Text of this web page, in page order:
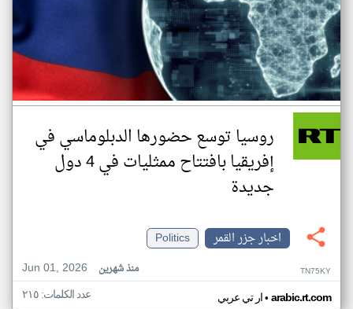
روسيا توسع حضورها الدبلوماسي في
إفريقيا بافتتاح ممثليات في 4 دول
جديدة
اخبار جزر القمر
Politics
Jun 01, 2026
منذ شهرين TN75KY
ار تي عربي• arabic.rt.com عدد الكلمات: ٢١٥